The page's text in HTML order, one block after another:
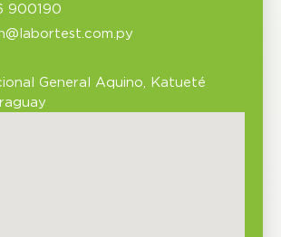
900190
General Aquino, Katueté